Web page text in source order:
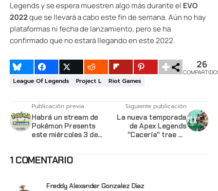
Legends y se espera muestren algo más durante el EVO
2022que se llevará a cabo este fin de semana. Aún no hay
plataformas ni fecha de lanzamiento, pero se ha
confirmado que no estará llegando en este 2022.
26
League Of Legends Project L Riot Games
Publicación previa
Habrá un stream de
Pokémon Presents
este miércoles 3 de
Siguiente publicación
La nueva temporada
de Apex Legends
"Cacería" trae de
1 COMENTARIO
Freddy Alexander Gonzalez Diaz